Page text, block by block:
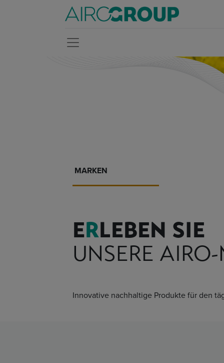
MARKEN
ERLEBEN SIE
UNSERE
Innovative nachhaltige Produkte für den